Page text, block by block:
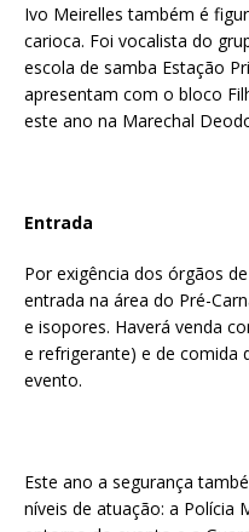
Ivo Meirelles também é
carioca. Foi vocalista do
escola de samba Estação
apresentam com o bloco
este ano na Marechal
Entrada
Por exigência dos órgãos
entrada na área do Pré-
e isopores. Haverá venda
e refrigerante) e de comida
evento.
Este ano a segurança
níveis de atuação: a Polícia